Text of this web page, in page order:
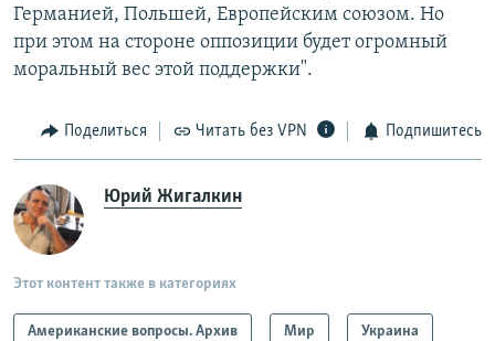
Германией, Польшей, Европейским союзом. Но
при этом на стороне оппозиции будет огромный
моральный вес этой поддержки".
Поделиться Читать без VPN Подпишитесь
Юрий Жигалкин
Этот контент также в категориях
Американские вопросы. Архив Мир Украина